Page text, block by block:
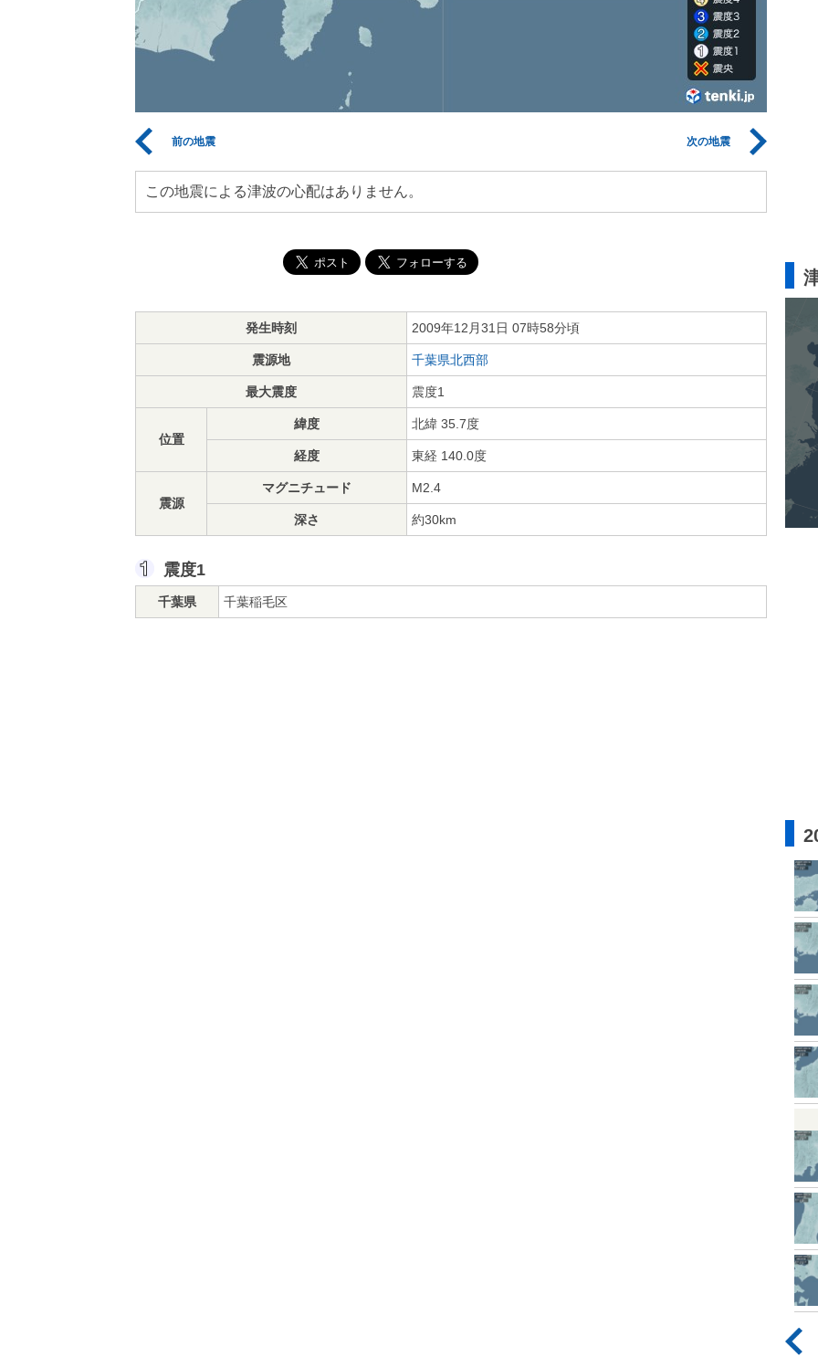
前の地震 次の地震
この地震による津波の心配はありません。
発生時刻 2009年12月31日 07時58分頃
震源地 千葉県北西部
最大震度 震度1
位置
緯度 北緯 35.7度
経度 東経 140.0度
震源
マグニチュード M2.4
深さ 約30km
震度1
千葉県 千葉稲毛区